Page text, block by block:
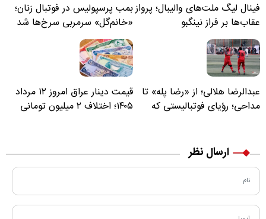
فینال لیگ ملت‌های والیبال؛ پرواز
عقاب‌ها بر فراز نینگبو
بمب پرسپولیس در فوتبال زنان؛
«خانم‌گل» سرمربی سرخ‌ها شد
عبدالرضا هلالی؛ از «رضا پله» تا
مداحی؛ رؤیای فوتبالیستی که
قیمت دینار عراق امروز ۱۲ مرداد
۱۴۰۵؛ اختلاف ۲ میلیون تومانی
ارسال نظر